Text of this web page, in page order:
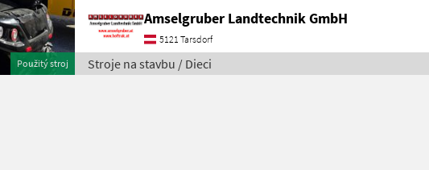
Použitý stroj
Amselgruber Landtechnik GmbH
5121 Tarsdorf
Stroje na stavbu / Dieci